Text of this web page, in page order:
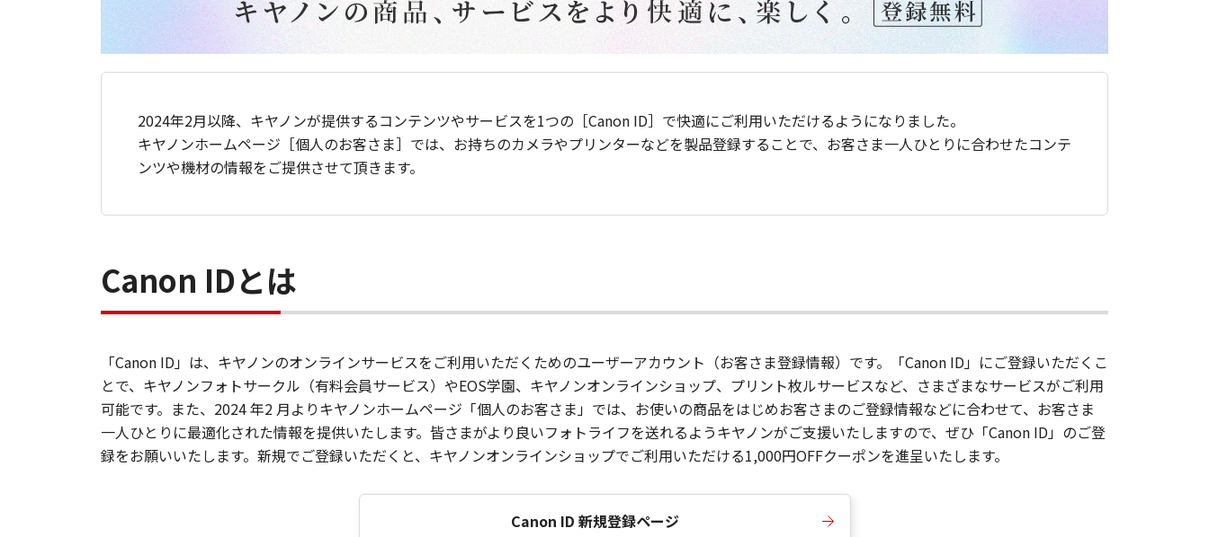
2024年2月以降、キヤノンが提供するコンテンツやサービスを1つの［Canon ID］で快適にご利用いただけるようになりました。
キヤノンホームページ［個人のお客さま］では、お持ちのカメラやプリンターなどを製品登録することで、お客さま一人ひとりに合わせたコンテ
ンツや機材の情報をご提供させて頂きます。
Canon IDとは
「Canon ID」は、キヤノンのオンラインサービスをご利用いただくためのユーザーアカウント（お客さま登録情報）です。「Canon ID」にご登録いただくこ
とで、キヤノンフォトサークル（有料会員サービス）やEOS学園、キヤノンオンラインショップ、プリント枚ルサービスなど、さまざまなサービスがご利用
可能です。また、2024 年2 月よりキヤノンホームページ「個人のお客さま」では、お使いの商品をはじめお客さまのご登録情報などに合わせて、お客さま
一人ひとりに最適化された情報を提供いたします。皆さまがより良いフォトライフを送れるようキヤノンがご支援いたしますので、ぜひ「Canon ID」のご登
録をお願いいたします。新規でご登録いただくと、キヤノンオンラインショップでご利用いただける1,000円OFFクーポンを進呈いたします。
Canon ID 新規登録ページ